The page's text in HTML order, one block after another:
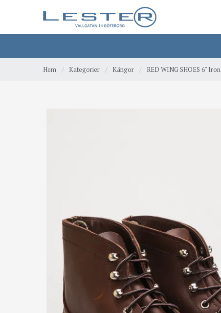
Hem / Kategorier / Kängor / RED WING SHOES 6"